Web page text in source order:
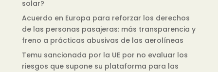
solar?
Acuerdo en Europa para reforzar los derechos
de las personas pasajeras: más transparencia y
freno a prácticas abusivas de las aerolíneas
Temu sancionada por la UE por no evaluar los
riesgos que supone su plataforma para las